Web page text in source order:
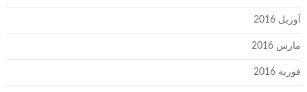
آوریل 2016
مارس 2016
فوریه 2016